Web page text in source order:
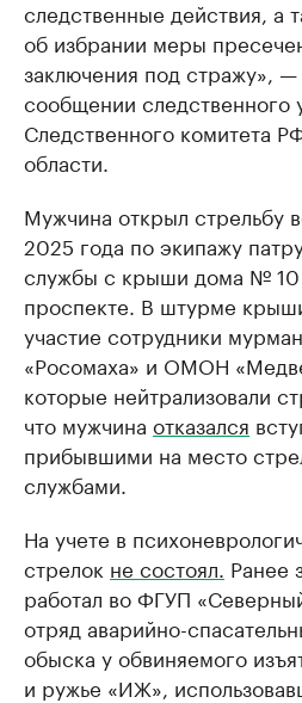
следственные действия, а
об избрании меры
заключения под стражу», —
сообщении следственного
Следственного комитета
области.
Мужчина открыл стрельбу
2025 года по экипажу
службы с крыши дома № 10
проспекте. В штурме
участие сотрудники
«Росомаха» и ОМОН
которые нейтрализовали
что мужчина отказался
прибывшими на место
службами.
На учете в
стрелок не состоял. Ранее
работал во ФГУП
отряд аварийно-
обыска у обвиняемого
и ружье «ИЖ»,